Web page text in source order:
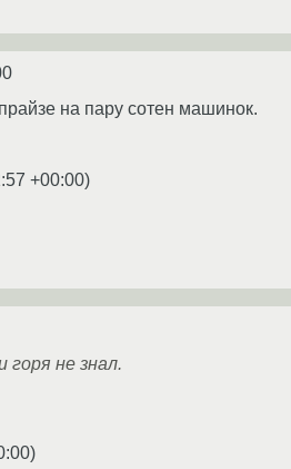
на пару сотен машинок.
+00:00)
горя не знал.
)